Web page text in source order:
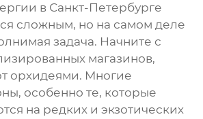
в Санкт-Петербурге
сложным, но на самом деле
задача. Начните с
магазинов,
орхидеями. Многие
особенно те, которые
на редких и экзотических